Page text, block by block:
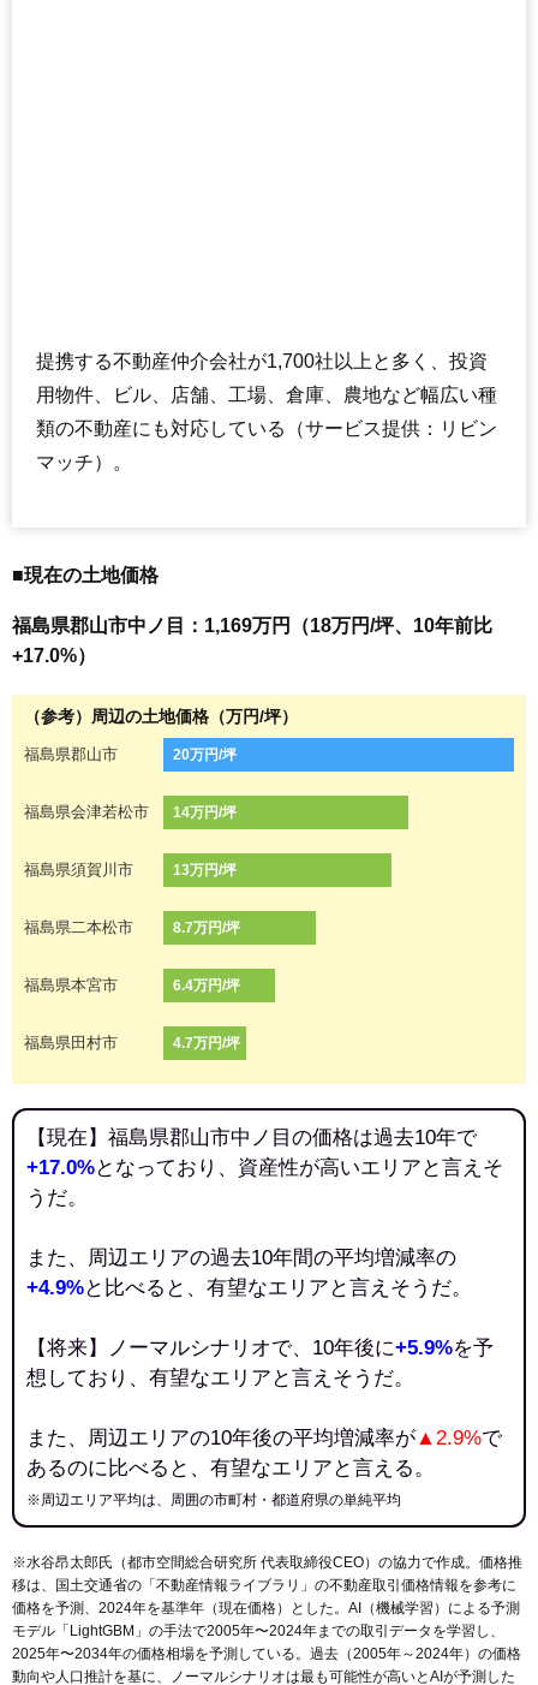
提携する不動産仲介会社が1,700社以上と多く、投資
用物件、ビル、店舗、工場、倉庫、農地など幅広い種
類の不動産にも対応している（サービス提供：リビン
マッチ）。
■現在の土地価格
福島県郡山市中ノ目：1,169万円（18万円/坪、10年前比
+17.0%）
（参考）周辺の土地価格（万円/坪）
福島県郡山市 20万円/坪
福島県会津若松市 14万円/坪
福島県須賀川市 13万円/坪
福島県二本松市 8.7万円/坪
福島県本宮市 6.4万円/坪
福島県田村市 4.7万円/坪
【現在】福島県郡山市中ノ目の価格は過去10年で
+17.0%となっており、資産性が高いエリアと言えそ
うだ。
また、周辺エリアの過去10年間の平均増減率の
+4.9%と比べると、有望なエリアと言えそうだ。
【将来】ノーマルシナリオで、10年後に+5.9%を予
想しており、有望なエリアと言えそうだ。
また、周辺エリアの10年後の平均増減率が▲2.9%で
あるのに比べると、有望なエリアと言える。
※周辺エリア平均は、周囲の市町村・都道府県の単純平均
※水谷昂太郎氏（都市空間総合研究所 代表取締役CEO）の協力で作成。価格推
移は、国土交通省の「 不動産情報ライブラリ 」の不動産取引価格情報を参考に
価格を予測、2024年を基準年（現在価格）とした。AI（機械学習）による予測
モデル「LightGBM」の手法で2005年〜2024年までの取引データを学習し、
2025年〜2034年の価格相場を予測している。過去（2005年～2024年）の価格
動向や人口推計を基に、ノーマルシナリオは最も可能性が高いとAIが予測した